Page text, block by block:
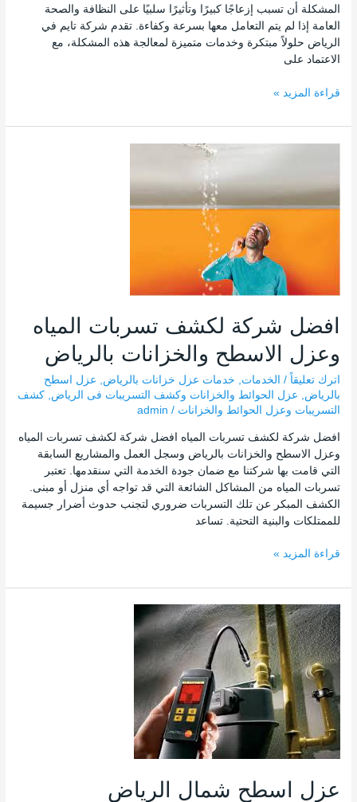
المشكلة أن تسبب إزعاجًا كبيرًا وتأثيرًا سلبيًا على النظافة والصحة
العامة إذا لم يتم التعامل معها بسرعة وكفاءة. تقدم شركة تايم في
الرياض حلولاً مبتكرة وخدمات متميزة لمعالجة هذه المشكلة، مع
الاعتماد على
قراءة المزيد »
افضل شركة لكشف تسربات المياه
وعزل الاسطح والخزانات بالرياض
اترك تعليقاً / الخدمات خدمات عزل خزانات بالرياض
عزل اسطح
بالرياض
عزل الحوائط والخزانات وكشف التسريبات فى الرياض ,كشف
التسريبات وعزل الحوائط والخزانات /
admin
افضل شركة لكشف تسربات المياه افضل شركة لكشف تسربات المياه
وعزل الاسطح والخزانات بالرياض وسجل العمل والمشاريع السابقة
التي قامت بها شركتنا مع ضمان جودة الخدمة التي سنقدمها. تعتبر
تسربات المياه من المشاكل الشائعة التي قد تواجه أي منزل أو مبنى.
الكشف المبكر عن تلك التسربات ضروري لتجنب حدوث أضرار جسيمة
للممتلكات والبنية التحتية. تساعد
لكشف
بالرياض
قراءة المزيد »
عزل اسطح شمال الرياض
عزل
اسطح
شمال
الرياض